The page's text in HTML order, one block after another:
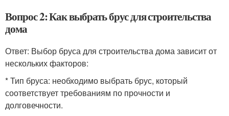
Вопрос 2: Как выбрать брус для строительства
дома
Ответ: Выбор бруса для строительства дома зависит от
нескольких факторов:
* Тип бруса: необходимо выбрать брус, который
соответствует требованиям по прочности и
долговечности.